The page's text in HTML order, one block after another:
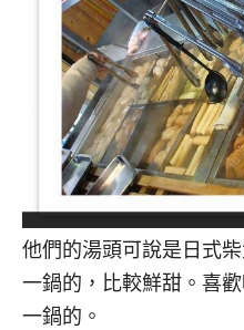
他們的湯頭可說是日式
一鍋的，比較鮮甜。喜
一鍋的。